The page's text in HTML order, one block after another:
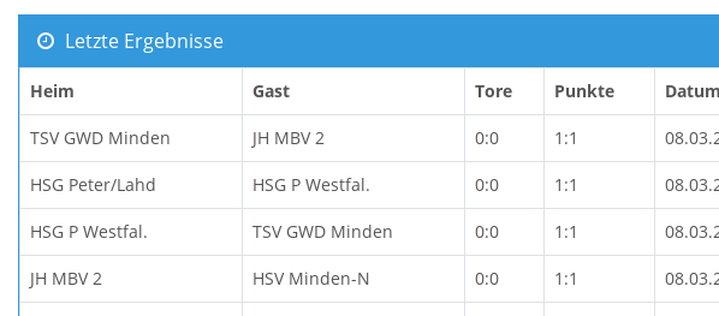
Letzte Ergebnisse
Heim Gast Tore Punkte Datum
TSV GWD Minden JH MBV 2 0:0 1:1
HSG Peter/Lahd HSG P Westfal. 0:0 1:1
HSG P Westfal. TSV GWD Minden 0:0 1:1
JH MBV 2 HSV Minden-N 0:0 1:1